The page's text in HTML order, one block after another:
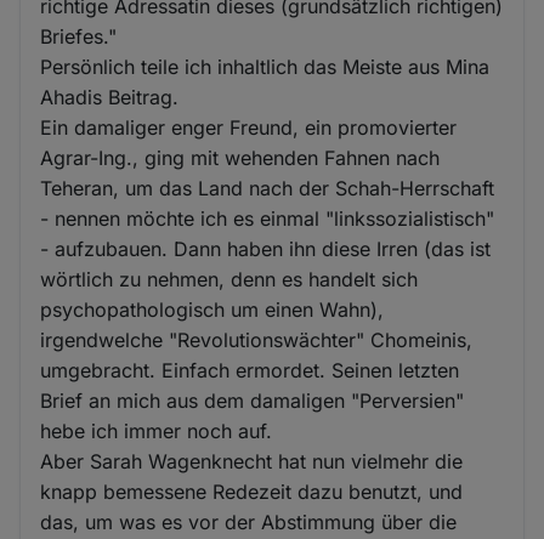
richtige Adressatin dieses (grundsätzlich richtigen)
Briefes."
Persönlich teile ich inhaltlich das Meiste aus Mina
Ahadis Beitrag.
Ein damaliger enger Freund, ein promovierter
Agrar-Ing., ging mit wehenden Fahnen nach
Teheran, um das Land nach der Schah-Herrschaft
- nennen möchte ich es einmal "linkssozialistisch"
- aufzubauen. Dann haben ihn diese Irren (das ist
wörtlich zu nehmen, denn es handelt sich
psychopathologisch um einen Wahn),
irgendwelche "Revolutionswächter" Chomeinis,
umgebracht. Einfach ermordet. Seinen letzten
Brief an mich aus dem damaligen "Perversien"
hebe ich immer noch auf.
Aber Sarah Wagenknecht hat nun vielmehr die
knapp bemessene Redezeit dazu benutzt, und
das, um was es vor der Abstimmung über die